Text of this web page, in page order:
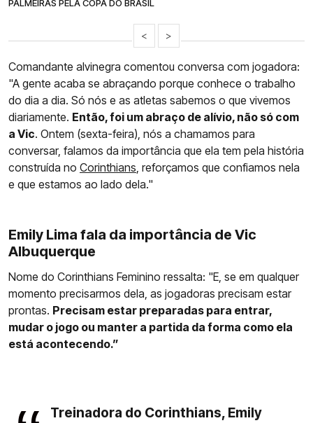
PALMEIRAS PELA COPA DO BRASIL
< >
Comandante alvinegra comentou conversa com jogadora:
"A gente acaba se abraçando porque conhece o trabalho
do dia a dia. Só nós e as atletas sabemos o que vivemos
diariamente. Então, foi um abraço de alívio, não só com
a Vic. Ontem (sexta-feira), nós a chamamos para
conversar, falamos da importância que ela tem pela história
construída no Corinthians, reforçamos que confiamos nela
e que estamos ao lado dela."
Emily Lima fala da importância de Vic
Albuquerque
Nome do Corinthians Feminino ressalta: "E, se em qualquer
momento precisarmos dela, as jogadoras precisam estar
prontas. Precisam estar preparadas para entrar,
mudar o jogo ou manter a partida da forma como ela
está acontecendo.”
Treinadora do Corinthians, Emily